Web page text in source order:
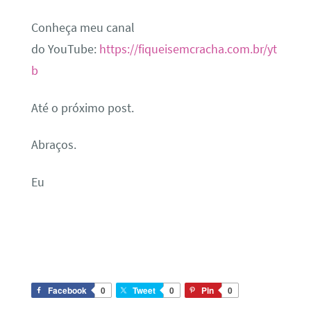
Conheça meu canal
do YouTube: https://fiqueisemcracha.com.br/yt
b
Até o próximo post.
Abraços.
Eu
Facebook 0 Tweet 0 Pin 0